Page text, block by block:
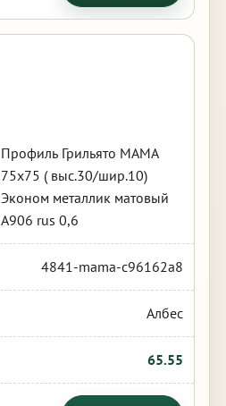
Профиль Грильято МАМА
75х75 ( выс.30/шир.10)
Эконом металлик матовый
А906 rus 0,6
4841-mama-c96162a8
Албес
65.55